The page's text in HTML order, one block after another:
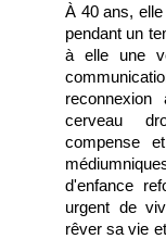
À 40 ans, elle
pendant un
à elle une
cerveau
compense
d'enfance
urgent de
rêver sa vie